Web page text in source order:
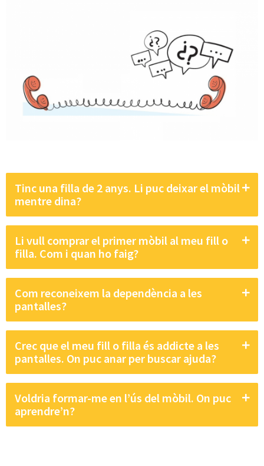
Tinc una filla de 2 anys. Li puc deixar el mòbil
mentre dina?
Li vull comprar el primer mòbil al meu fill o
filla. Com i quan ho faig?
Com reconeixem la dependència a les
pantalles?
Crec que el meu fill o filla és addicte a les
pantalles. On puc anar per buscar ajuda?
Voldria formar-me en l’ús del mòbil. On puc
aprendre’n?